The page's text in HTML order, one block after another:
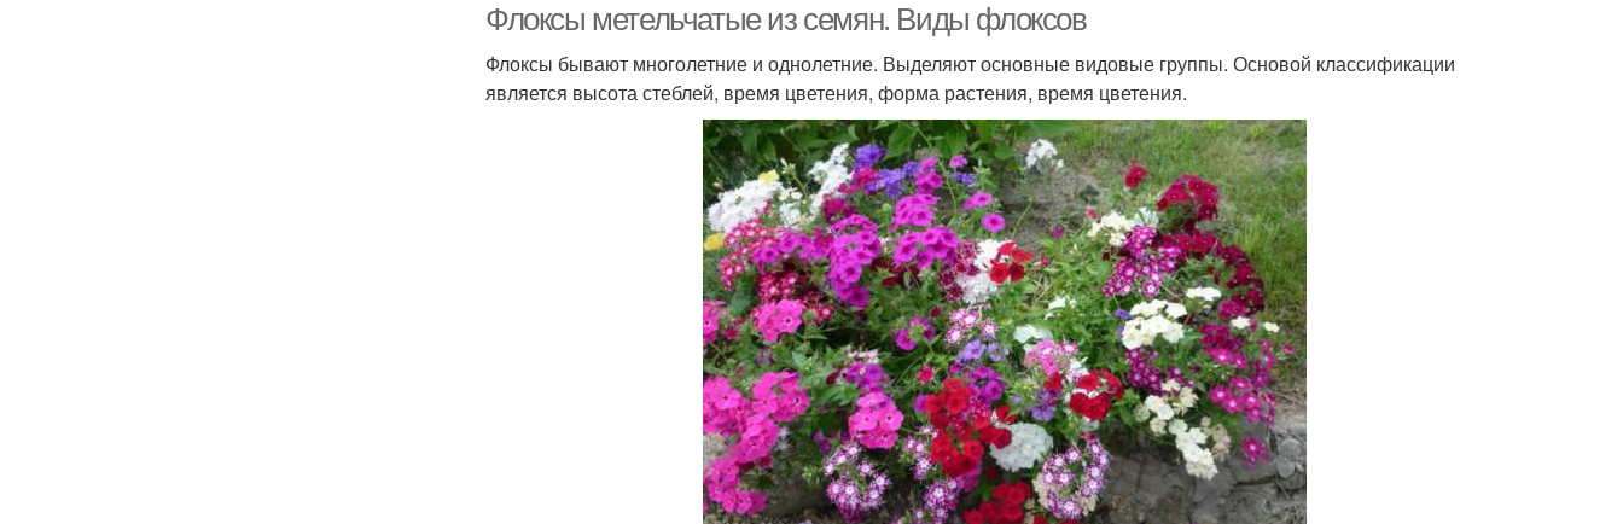
Флоксы метельчатые из семян. Виды флоксов
Флоксы бывают многолетние и однолетние. Выделяют основные видовые группы. Основой классификации
является высота стеблей, время цветения, форма растения, время цветения.